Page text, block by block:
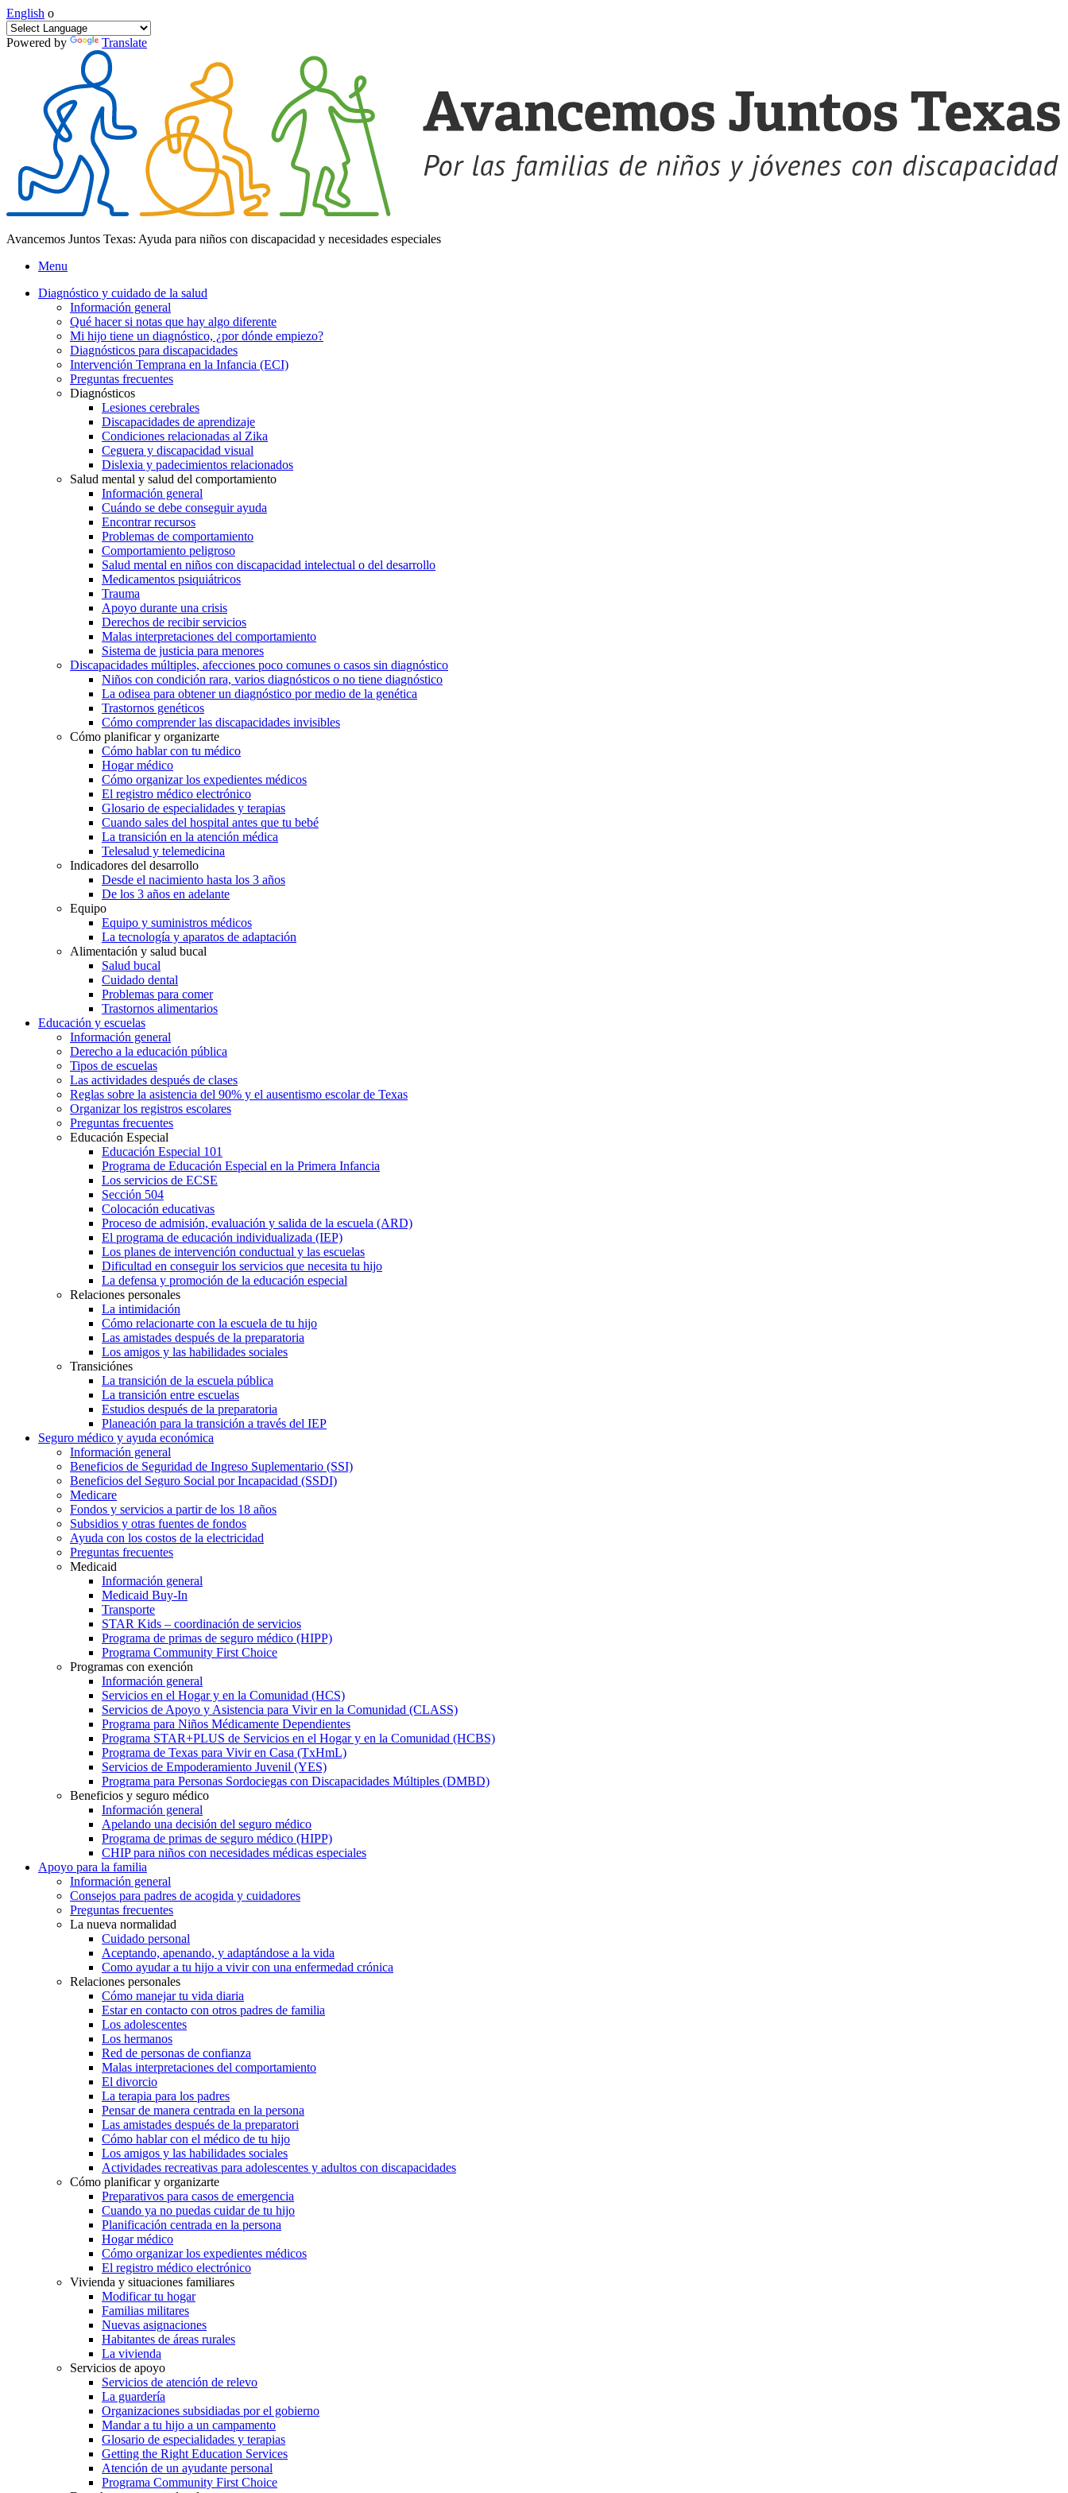
English o
Powered by Translate
Avancemos Juntos Texas: Ayuda para niños con discapacidad y necesidades especiales
Menu
Diagnóstico y cuidado de la salud
Información general
Qué hacer si notas que hay algo diferente
Mi hijo tiene un diagnóstico, ¿por dónde empiezo?
Diagnósticos para discapacidades
Intervención Temprana en la Infancia (ECI)
Preguntas frecuentes
Diagnósticos
Lesiones cerebrales
Discapacidades de aprendizaje
Condiciones relacionadas al Zika
Ceguera y discapacidad visual
Dislexia y padecimientos relacionados
Salud mental y salud del comportamiento
Información general
Cuándo se debe conseguir ayuda
Encontrar recursos
Problemas de comportamiento
Comportamiento peligroso
Salud mental en niños con discapacidad intelectual o del desarrollo
Medicamentos psiquiátricos
Trauma
Apoyo durante una crisis
Derechos de recibir servicios
Malas interpretaciones del comportamiento
Sistema de justicia para menores
Discapacidades múltiples, afecciones poco comunes o casos sin diagnóstico
Niños con condición rara, varios diagnósticos o no tiene diagnóstico
La odisea para obtener un diagnóstico por medio de la genética
Trastornos genéticos
Cómo comprender las discapacidades invisibles
Cómo planificar y organizarte
Cómo hablar con tu médico
Hogar médico
Cómo organizar los expedientes médicos
El registro médico electrónico
Glosario de especialidades y terapias
Cuando sales del hospital antes que tu bebé
La transición en la atención médica
Telesalud y telemedicina
Indicadores del desarrollo
Desde el nacimiento hasta los 3 años
De los 3 años en adelante
Equipo
Equipo y suministros médicos
La tecnología y aparatos de adaptación
Alimentación y salud bucal
Salud bucal
Cuidado dental
Problemas para comer
Trastornos alimentarios
Educación y escuelas
Información general
Derecho a la educación pública
Tipos de escuelas
Las actividades después de clases
Reglas sobre la asistencia del 90% y el ausentismo escolar de Texas
Organizar los registros escolares
Preguntas frecuentes
Educación Especial
Educación Especial 101
Programa de Educación Especial en la Primera Infancia
Los servicios de ECSE
Sección 504
Colocación educativas
Proceso de admisión, evaluación y salida de la escuela (ARD)
El programa de educación individualizada (IEP)
Los planes de intervención conductual y las escuelas
Dificultad en conseguir los servicios que necesita tu hijo
La defensa y promoción de la educación especial
Relaciones personales
La intimidación
Cómo relacionarte con la escuela de tu hijo
Las amistades después de la preparatoria
Los amigos y las habilidades sociales
Transiciónes
La transición de la escuela pública
La transición entre escuelas
Estudios después de la preparatoria
Planeación para la transición a través del IEP
Seguro médico y ayuda económica
Información general
Beneficios de Seguridad de Ingreso Suplementario (SSI)
Beneficios del Seguro Social por Incapacidad (SSDI)
Medicare
Fondos y servicios a partir de los 18 años
Subsidios y otras fuentes de fondos
Ayuda con los costos de la electricidad
Preguntas frecuentes
Medicaid
Información general
Medicaid Buy-In
Transporte
STAR Kids – coordinación de servicios
Programa de primas de seguro médico (HIPP)
Programa Community First Choice
Programas con exención
Información general
Servicios en el Hogar y en la Comunidad (HCS)
Servicios de Apoyo y Asistencia para Vivir en la Comunidad (CLASS)
Programa para Niños Médicamente Dependientes
Programa STAR+PLUS de Servicios en el Hogar y en la Comunidad (HCBS)
Programa de Texas para Vivir en Casa (TxHmL)
Servicios de Empoderamiento Juvenil (YES)
Programa para Personas Sordociegas con Discapacidades Múltiples (DMBD)
Beneficios y seguro médico
Información general
Apelando una decisión del seguro médico
Programa de primas de seguro médico (HIPP)
CHIP para niños con necesidades médicas especiales
Apoyo para la familia
Información general
Consejos para padres de acogida y cuidadores
Preguntas frecuentes
La nueva normalidad
Cuidado personal
Aceptando, apenando, y adaptándose a la vida
Como ayudar a tu hijo a vivir con una enfermedad crónica
Relaciones personales
Cómo manejar tu vida diaria
Estar en contacto con otros padres de familia
Los adolescentes
Los hermanos
Red de personas de confianza
Malas interpretaciones del comportamiento
El divorcio
La terapia para los padres
Pensar de manera centrada en la persona
Las amistades después de la preparatori
Cómo hablar con el médico de tu hijo
Los amigos y las habilidades sociales
Actividades recreativas para adolescentes y adultos con discapacidades
Cómo planificar y organizarte
Preparativos para casos de emergencia
Cuando ya no puedas cuidar de tu hijo
Planificación centrada en la persona
Hogar médico
Cómo organizar los expedientes médicos
El registro médico electrónico
Vivienda y situaciones familiares
Modificar tu hogar
Familias militares
Nuevas asignaciones
Habitantes de áreas rurales
La vivienda
Servicios de apoyo
Servicios de atención de relevo
La guardería
Organizaciones subsidiadas por el gobierno
Mandar a tu hijo a un campamento
Glosario de especialidades y terapias
Getting the Right Education Services
Atención de un ayudante personal
Programa Community First Choice